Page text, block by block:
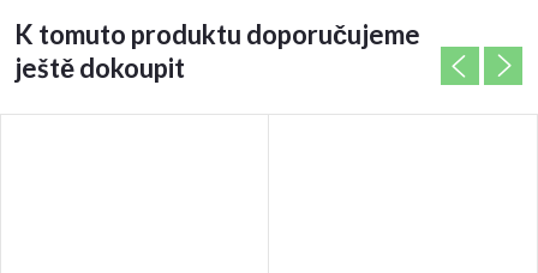
K tomuto produktu doporučujeme
ještě dokoupit